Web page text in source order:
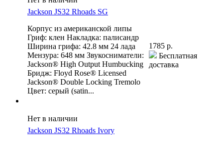
Jackson JS32 Rhoads SG
Корпус из американской липы
Гриф: клен Накладка: палисандр
Ширина грифа: 42.8 мм 24 лада
Мензура: 648 мм Звукосниматели:
Jackson® High Output Humbucking
Бридж: Floyd Rose® Licensed
Jackson® Double Locking Tremolo
Цвет: серый (satin...
1785 р.
Бесплатная
доставка
Нет в наличии
Jackson JS32 Rhoads Ivory